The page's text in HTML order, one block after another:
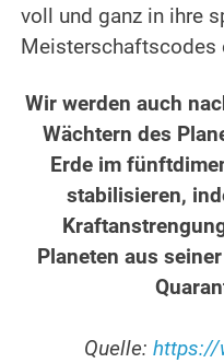
voll und ganz in ihre
Meisterschaftscodes
Wir werden auch
Wächtern des
Erde im
stabilisieren,
Planeten aus
Quelle: https://